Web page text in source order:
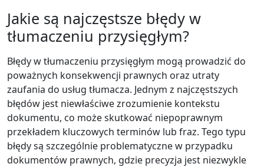
Jakie są najczęstsze błędy w
tłumaczeniu przysięgłym?
Błędy w tłumaczeniu przysięgłym mogą prowadzić do
poważnych konsekwencji prawnych oraz utraty
zaufania do usług tłumacza. Jednym z najczęstszych
błędów jest niewłaściwe zrozumienie kontekstu
dokumentu, co może skutkować niepoprawnym
przekładem kluczowych terminów lub fraz. Tego typu
błędy są szczególnie problematyczne w przypadku
dokumentów prawnych, gdzie precyzja jest niezwykle